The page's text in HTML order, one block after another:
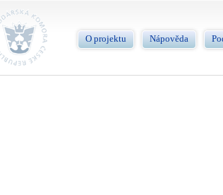
O projektu Nápověda